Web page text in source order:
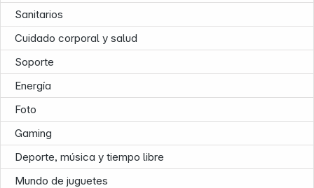
Sanitarios
Cuidado corporal y salud
Soporte
Energía
Foto
Gaming
Deporte, música y tiempo libre
Mundo de juguetes
News